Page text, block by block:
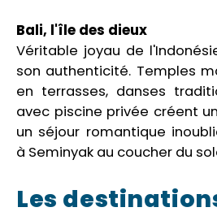
Bali, l'île des dieux
Véritable joyau de
son authenticité. Temples
en terrasses, danses
avec piscine privée créent
un séjour romantique
à Seminyak au coucher du
Les